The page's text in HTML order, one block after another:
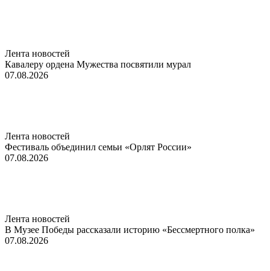
Лента новостей
Кавалеру ордена Мужества посвятили мурал
07.08.2026
Лента новостей
Фестиваль объединил семьи «Орлят России»
07.08.2026
Лента новостей
В Музее Победы рассказали историю «Бессмертного полка»
07.08.2026